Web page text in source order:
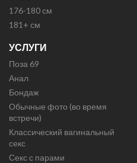
176-180 см
181+ см
УСЛУГИ
Поза 69
Анал
Бондаж
Обычные фото (во время
встречи)
Классический вагинальный
секс
Секс с парами